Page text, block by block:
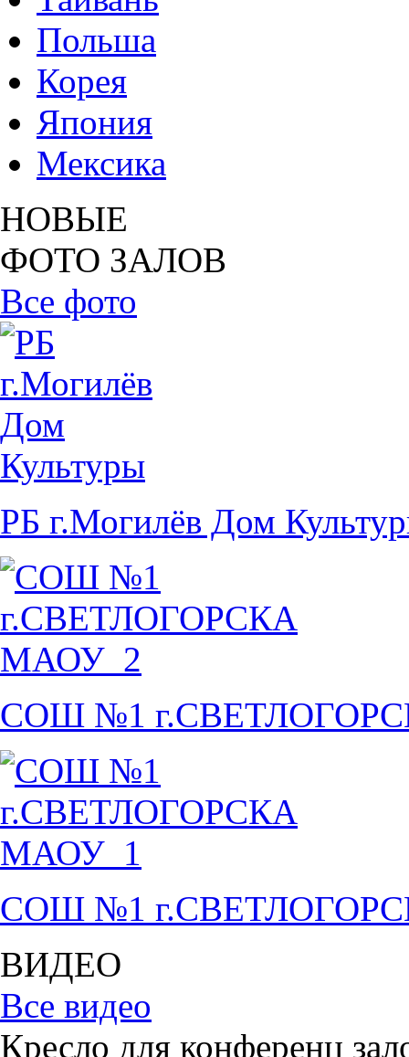
Польша
Корея
Япония
Мексика
НОВЫЕ
ФОТО ЗАЛОВ
Все фото
РБ г.Могилёв Дом
СОШ №1
СОШ №1
ВИДЕО
Все видео
Кресло для конференц